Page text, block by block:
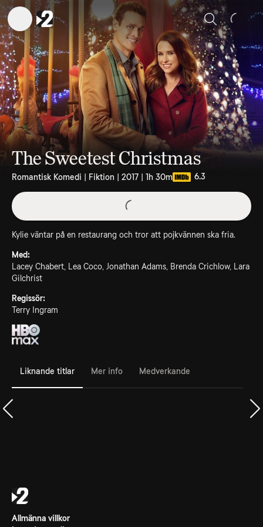
Sök
The Sweetest Christmas
Romantisk Komedi | Fiktion | 2017 | 1h 30m 6.3
Kylie väntar på en restaurang och tror att pojkvännen ska fria.
Med:
Lacey Chabert, Lea Coco, Jonathan Adams, Brenda Crichlow, Lara
Gilchrist
Regissör:
Terry Ingram
Liknande titlar Mer info Medverkande
Allmänna villkor